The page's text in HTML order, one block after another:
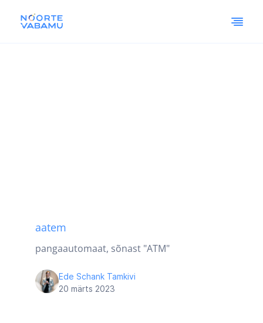
aatem
pangaautomaat, sõnast "ATM"
Ede Schank Tamkivi
20 märts 2023